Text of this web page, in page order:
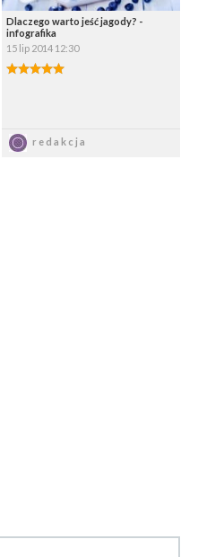
Dlaczego warto jeść jagody? -
infografika
15 lip 2014 12:30
5.00/5
redakcja